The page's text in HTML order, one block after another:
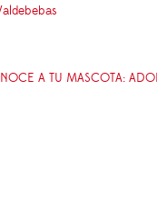
A TU MASCOTA: